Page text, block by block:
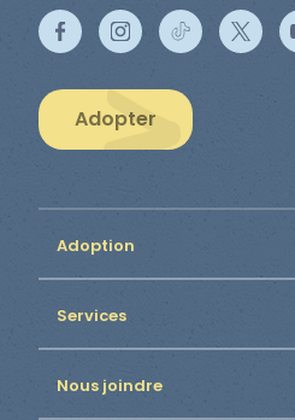
Adopter
Adoption
Services
Nous joindre